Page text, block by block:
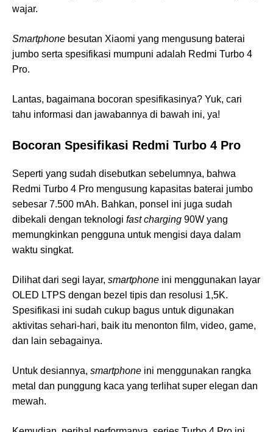
wajar.
Smartphone besutan Xiaomi yang mengusung baterai
jumbo serta spesifikasi mumpuni adalah Redmi Turbo 4
Pro.
Lantas, bagaimana bocoran spesifikasinya? Yuk, cari
tahu informasi dan jawabannya di bawah ini, ya!
Bocoran Spesifikasi Redmi Turbo 4 Pro
Seperti yang sudah disebutkan sebelumnya, bahwa
Redmi Turbo 4 Pro mengusung kapasitas baterai jumbo
sebesar 7.500 mAh. Bahkan, ponsel ini juga sudah
dibekali dengan teknologi fast charging 90W yang
memungkinkan pengguna untuk mengisi daya dalam
waktu singkat.
Dilihat dari segi layar, smartphone ini menggunakan layar
OLED LTPS dengan bezel tipis dan resolusi 1,5K.
Spesifikasi ini sudah cukup bagus untuk digunakan
aktivitas sehari-hari, baik itu menonton film, video, game,
dan lain sebagainya.
Untuk desiannya, smartphone ini menggunakan rangka
metal dan punggung kaca yang terlihat super elegan dan
mewah.